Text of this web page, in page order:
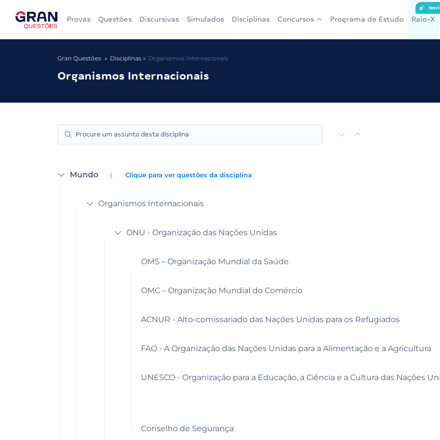
Provas Questões Discursivas Simulados Disciplinas Concursos Programa de Estudo Raio-X
Gran Questões Disciplinas Organismos Internacionais
Organismos Internacionais
Mundo | Clique para ver questões da disciplina
Organismos Internacionais
ONU - Organização das Nações Unidas
OMS – Organização Mundial da Saúde
OMC – Organização Mundial do Comércio
ACNUR - Alto-comissariado das Nações Unidas para os Refugiados
FAO - A Organização das Nações Unidas para a Alimentação e a Agricultura
UNESCO - Organização para a Educação, a Ciência e a Cultura das Nações
Conselho de Segurança